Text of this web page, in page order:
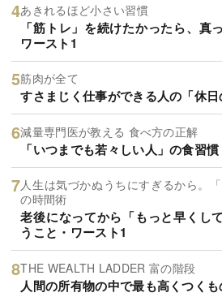
あきれるほど小さい習慣
「筋トレ」を続けたかったら、真
ワースト1
筋肉が全て
すさまじく仕事ができる人の「休
減量専門医が教える 食べ方の正解
「いつまでも若々しい人」の食習
人生は気づかぬうちにすぎるから。
の時間術
老後になってから「もっと早くし
うこと・ワースト1
THE WEALTH LADDER 富の階段
人間の所有物の中で最も高くつく